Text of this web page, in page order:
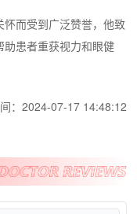
而受到广泛赞誉，他致
患者重获视力和眼健
：2024-07-17 14:48:12